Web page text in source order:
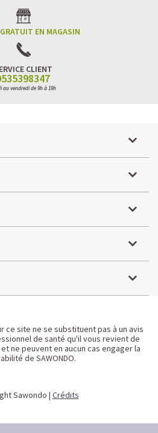
EN MAGASIN
CLIENT
au vendredi de 9h à 19h
ce site ne se substituent pas à un avis
de santé qu'il vous revient de
ne peuvent en aucun cas engager la
de SAWONDO.
Sawondo | Crédits